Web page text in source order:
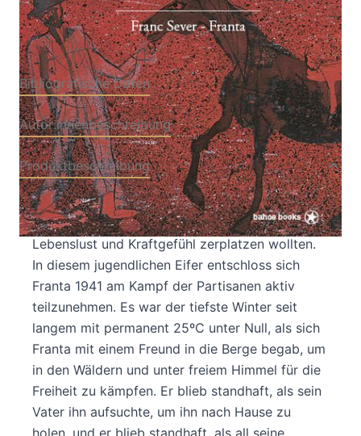
gebunden
ISBN: 978-3-903290-
21-1
Bibliografische Daten
Autor:innenbeschreibung
Produktbeschreibung
Die Besatzung Sloweniens traf Franta und seine
Altersgenossen zu einem Zeitpunkt, wo sie vor
Lebenslust und Kraftgefühl zerplatzen wollten.
In diesem jugendlichen Eifer entschloss sich
Franta 1941 am Kampf der Partisanen aktiv
teilzunehmen. Es war der tiefste Winter seit
langem mit permanent 25ºC unter Null, als sich
Franta mit einem Freund in die Berge begab, um
in den Wäldern und unter freiem Himmel für die
Freiheit zu kämpfen. Er blieb standhaft, als sein
Vater ihn aufsuchte, um ihn nach Hause zu